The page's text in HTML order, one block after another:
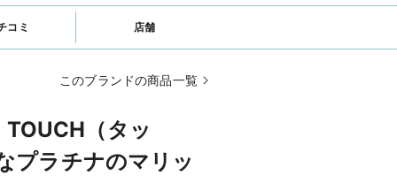
コミ 店舗
このブランドの商品一覧
（タッ
プラチナのマリッ